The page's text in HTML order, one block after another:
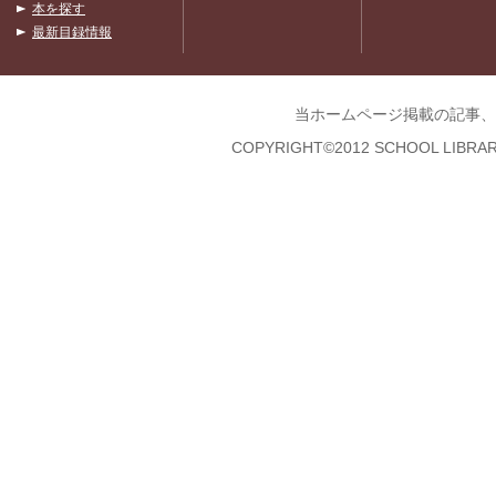
本を探す
最新目録情報
当ホームページ掲載の記事
COPYRIGHT©2012 SCHOOL